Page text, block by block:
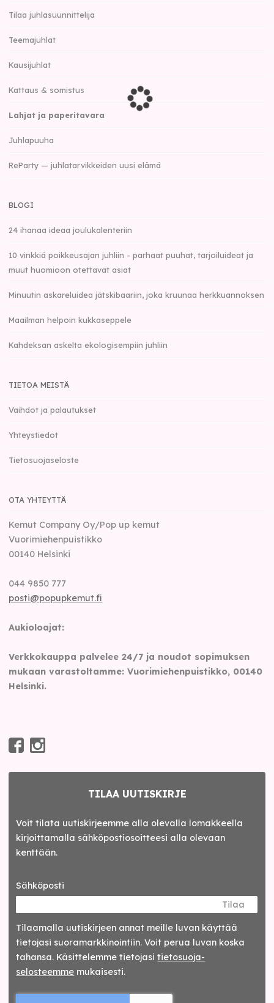
Tilaa juhlasuunnittelija
Teemajuhlat
Kausijuhlat
Kattaus & somistus
Lahjat ja paperitavara
Juhlapuuha
ReParty — juhlatarvikkeiden uusi elämä
BLOGI
24 ihanaa ideaa joulukalenteriin
10 vinkkiä poikkeusajan juhliin - parhaat puuhat, tarjoiluideat ja
muut huomioon otettavat asiat
Minuutin askareluidea jätskibaariin, joka kruunaa herkkuannoksen
Maailman helpoin kukkaseppele
Kahdeksan askelta ekologisempiin juhliin
TIETOA MEISTÄ
Vaihdot ja palautukset
Yhteystiedot
Tietosuojaseloste
OTA YHTEYTTÄ
Kemut Company Oy/Pop up kemut
Vuorimiehenpuistikko
00140 Helsinki
044 9850 777
posti@popupkemut.fi
Aukioloajat:
Verkkokauppa palvelee 24/7 ja noudot sopimuksen
mukaan varastoltamme: Vuorimiehenpuistikko, 00140
Helsinki.
TILAA UUTISKIRJE
Voit tilata uutiskirjeemme alla olevalla lomakkeella
kirjoittamalla sähköpostiosoitteesi alla olevaan
kenttään.
Sähköposti
Tilaa
Tilaamalla uutis­kirjeen annat meille luvan käyttää
tietojasi suora­markkinointiin. Voit perua luvan koska
tahansa. Käsittelemme tietojasitieto­suoja­
selosteemme mukaisesti.